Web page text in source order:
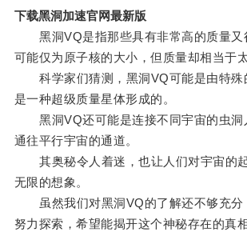
下载黑洞加速官网最新版
黑洞VQ是指那些具有非常高的质量又
可能仅为原子核的大小，但质量却相当于
科学家们猜测，黑洞VQ可能是由特殊
是一种超级质量星体形成的。
黑洞VQ还可能是连接不同宇宙的虫洞
通往平行宇宙的通道。
其奥秘令人着迷，也让人们对宇宙的
无限的想象。
虽然我们对黑洞VQ的了解还不够充分
努力探索，希望能揭开这个神秘存在的真相